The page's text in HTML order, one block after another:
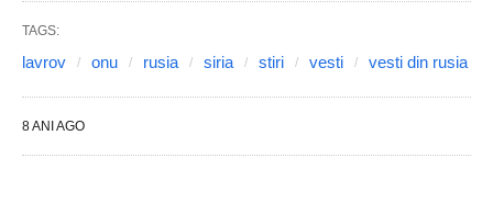
TAGS:
lavrov onu rusia siria stiri vesti vesti din rusia
8 ANI AGO